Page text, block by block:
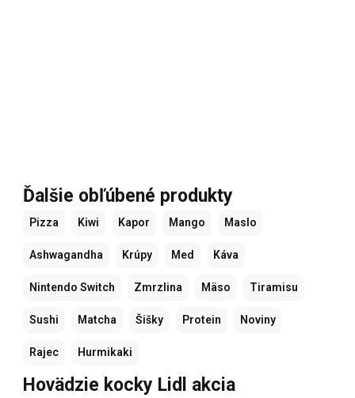
Ďalšie obľúbené produkty
Pizza Kiwi Kapor Mango Maslo
Ashwagandha Krúpy Med Káva
Nintendo Switch Zmrzlina Mäso Tiramisu
Sushi Matcha Šišky Protein Noviny
Rajec Hurmikaki
Hovädzie kocky Lidl akcia